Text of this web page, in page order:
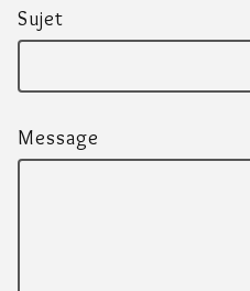
Sujet
Message